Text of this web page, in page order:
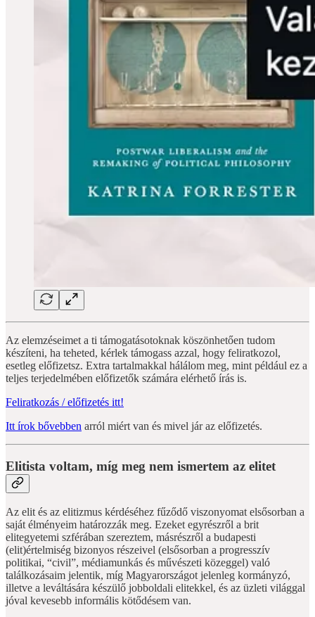
Az elemzéseimet a ti támogatásotoknak köszönhetően tudom
készíteni, ha teheted, kérlek támogass azzal, hogy feliratkozol,
esetleg előfizetsz. Extra tartalmakkal hálálom meg, mint például ez a
teljes terjedelmében előfizetők számára elérhető írás is.
Feliratkozás / előfizetés itt!
Itt írok bővebben arról miért van és mivel jár az előfizetés.
Elitista voltam, míg meg nem ismertem az elitet
Az elit és az elitizmus kérdéséhez fűződő viszonyomat elsősorban a
saját élményeim határozzák meg. Ezeket egyrészről a brit
elitegyetemi szférában szereztem, másrészről a budapesti
(elit)értelmiség bizonyos részeivel (elsősorban a progresszív
politikai, “civil”, médiamunkás és művészeti közeggel) való
találkozásaim jelentik, míg Magyarországot jelenleg kormányzó,
illetve a leváltására készülő jobboldali elitekkel, és az üzleti világgal
jóval kevesebb informális kötődésem van.